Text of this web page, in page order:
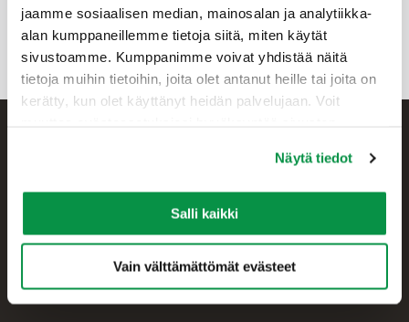
jaamme sosiaalisen median, mainosalan ja analytiikka-
alan kumppaneillemme tietoja siitä, miten käytät
sivustoamme. Kumppanimme voivat yhdistää näitä
tietoja muihin tietoihin, joita olet antanut heille tai joita on
kerätty, kun olet käyttänyt heidän palvelujaan. Voit
Näytä tiedot
Salli kaikki
Vain välttämättömät evästeet
6464801 370x385 Pienkelatarvikkeet0,6/1 (1,2) kV
Asiakaspalvelu